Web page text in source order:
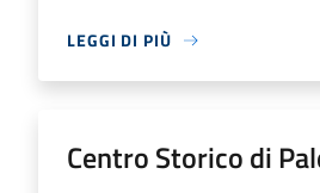
LEGGI DI PIÙ
Centro Storico di